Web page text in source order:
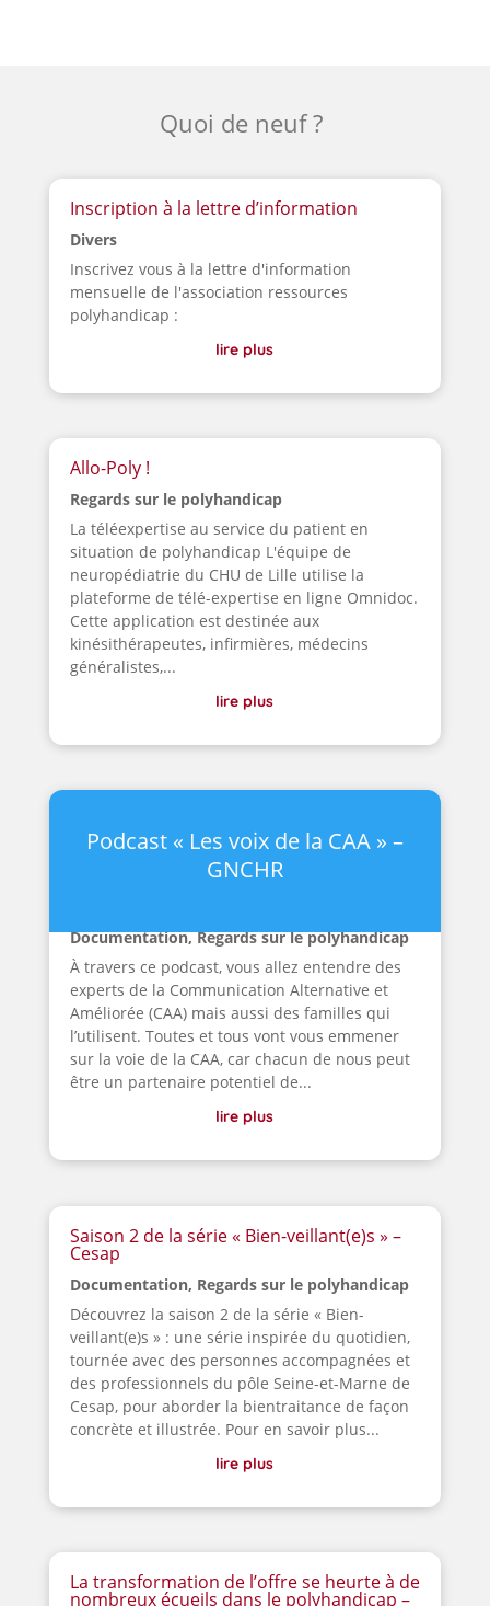
Quoi de neuf ?
Inscription à la lettre d’information
Divers
Inscrivez vous à la lettre d'information
mensuelle de l'association ressources
polyhandicap :
lire plus
Allo-Poly !
Regards sur le polyhandicap
La téléexpertise au service du patient en
situation de polyhandicap L'équipe de
neuropédiatrie du CHU de Lille utilise la
plateforme de télé-expertise en ligne Omnidoc.
Cette application est destinée aux
kinésithérapeutes, infirmières, médecins
généralistes,...
lire plus
Podcast « Les voix de la CAA » –
GNCHR
Documentation,Regards sur le polyhandicap
À travers ce podcast, vous allez entendre des
experts de la Communication Alternative et
Améliorée (CAA) mais aussi des familles qui
l’utilisent. Toutes et tous vont vous emmener
sur la voie de la CAA, car chacun de nous peut
être un partenaire potentiel de...
lire plus
Saison 2 de la série « Bien-veillant(e)s » –
Cesap
Documentation, Regards sur le polyhandicap
Découvrez la saison 2 de la série « Bien-
veillant(e)s » : une série inspirée du quotidien,
tournée avec des personnes accompagnées et
des professionnels du pôle Seine-et-Marne de
Cesap, pour aborder la bientraitance de façon
concrète et illustrée. Pour en savoir plus...
lire plus
La transformation de l’offre se heurte à de
nombreux écueils dans le polyhandicap –